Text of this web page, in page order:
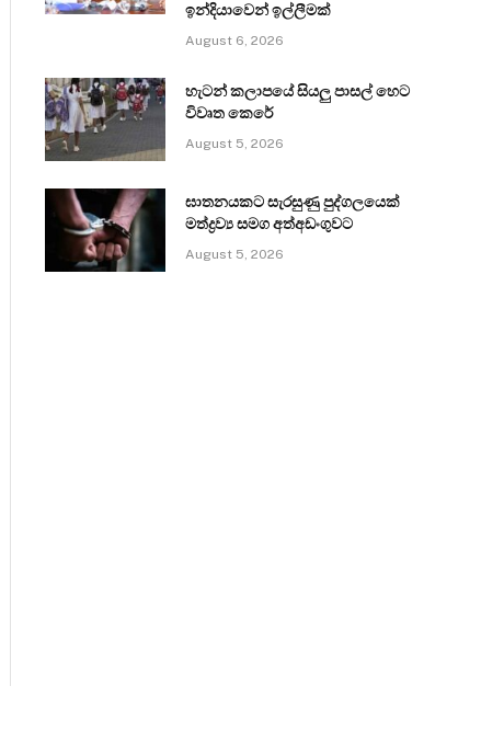
ඉන්දියාවෙන් ඉල්ලීමක්
August 6, 2026
හැටන් කලාපයේ සියලු පාසල් හෙට
විවෘත කෙරේ
August 5, 2026
ඝාතනයකට සැරසුණු පුද්ගලයෙක්
මත්ද්‍රව්‍ය සමග අත්අඩංගුවට
August 5, 2026